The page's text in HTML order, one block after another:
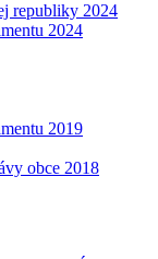
republiky 2024
2024
2019
obce 2018